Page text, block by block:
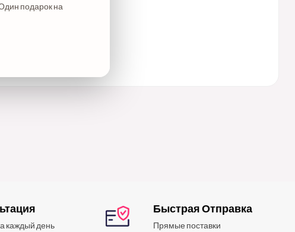
каждый день
Быстрая Отправка
Прямые поставки
подарок на